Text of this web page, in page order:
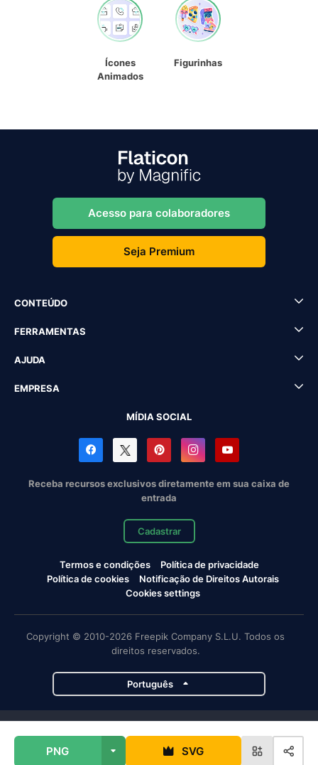
PNG SVG
Ícones
Animados
Figurinhas
Acesso para colaboradores
Seja Premium
CONTEÚDO
FERRAMENTAS
AJUDA
EMPRESA
MÍDIA SOCIAL
Receba recursos exclusivos diretamente em sua caixa de
entrada
Cadastrar
Termos e condições
Política de privacidade
Política de cookies
Notificação de Direitos Autorais
Cookies settings
Copyright © 2010-2026 Freepik Company S.L.U. Todos os
direitos reservados.
Português